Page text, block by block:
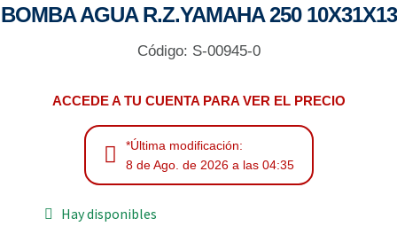
BOMBA AGUA R.Z.YAMAHA 250 10X31X13
Código: S-00945-0
ACCEDE A TU CUENTA PARA VER EL PRECIO
*Última modificación:
8 de Ago. de 2026 a las 04:35
Hay disponibles